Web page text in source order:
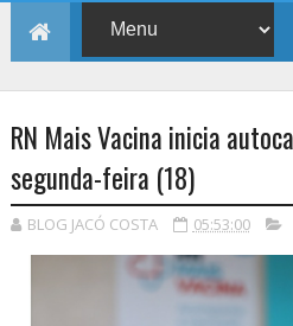
RN Mais Vacina inicia
segunda-feira (18)
BLOG JACÓ COSTA 05:53:00